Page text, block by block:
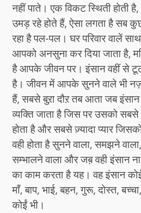
नहीं पाते। एक विकट स्थिती होती
उमड़ रहे होते हैं, ऐसा लगता है सब
रहा है पल-पल। घर परिवार वालें
आपको अनसुना कर दिया जाता है,
है आपके जीवन पर। इंसान वहीं से
है। जीवन में आपके सुनने वाले भी
हैं, सबसे बुऱा दौऱ तब आता जब
व्यक्ति जाता है जिस पर उसको सबसे
होता है और सबसे ज़्यादा प्यार
वही होता है सुनने वाला, समझने
सम्भालने वाला और जब़ वही इंसान
का काम करता है यह। वह इंसान
माँ, बाप, भाई, बहन, गुरू, दोस्त,
कोईं भी।